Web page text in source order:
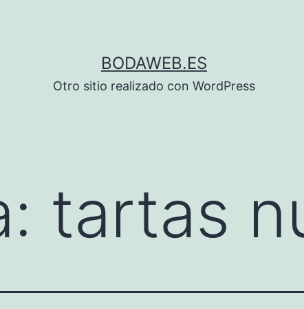
BODAWEB.ES
Otro sitio realizado con WordPress
tartas